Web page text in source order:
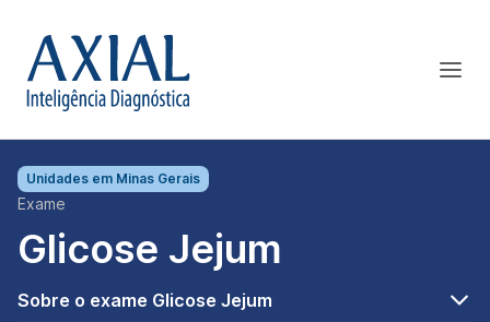
Unidades em Minas Gerais
Exame
Glicose Jejum
Sobre o exame Glicose Jejum